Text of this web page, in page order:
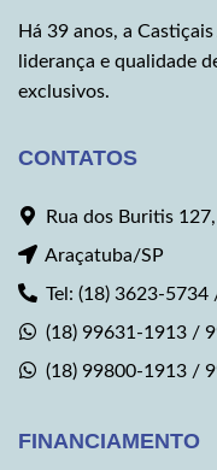
Há 39 anos, a
liderança e qualidade
exclusivos.
CONTATOS
Rua dos Buritis
Araçatuba/SP
Tel: (18) 3623-
(18) 99631-1913 /
(18) 99800-1913 /
FINANCIAMENTO